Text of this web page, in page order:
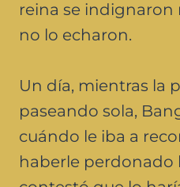
reina se indignaron
no lo echaron.
Un día, mientras la
paseando sola,
cuándo le iba a
haberle perdonado